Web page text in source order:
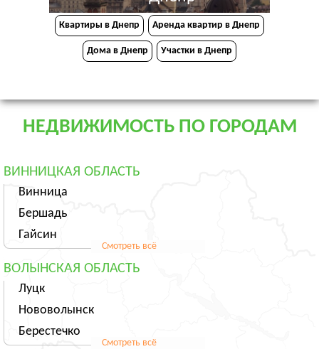
Квартиры в Днепр Аренда квартир в Днепр
Дома в Днепр Участки в Днепр
НЕДВИЖИМОСТЬ ПО ГОРОДАМ
ВИННИЦКАЯ ОБЛАСТЬ
Винница
Бершадь
Гайсин
Смотреть всё
ВОЛЫНСКАЯ ОБЛАСТЬ
Луцк
Нововолынск
Берестечко
Смотреть всё